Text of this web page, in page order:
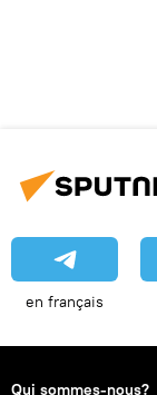
en français
Qui sommes-nous?